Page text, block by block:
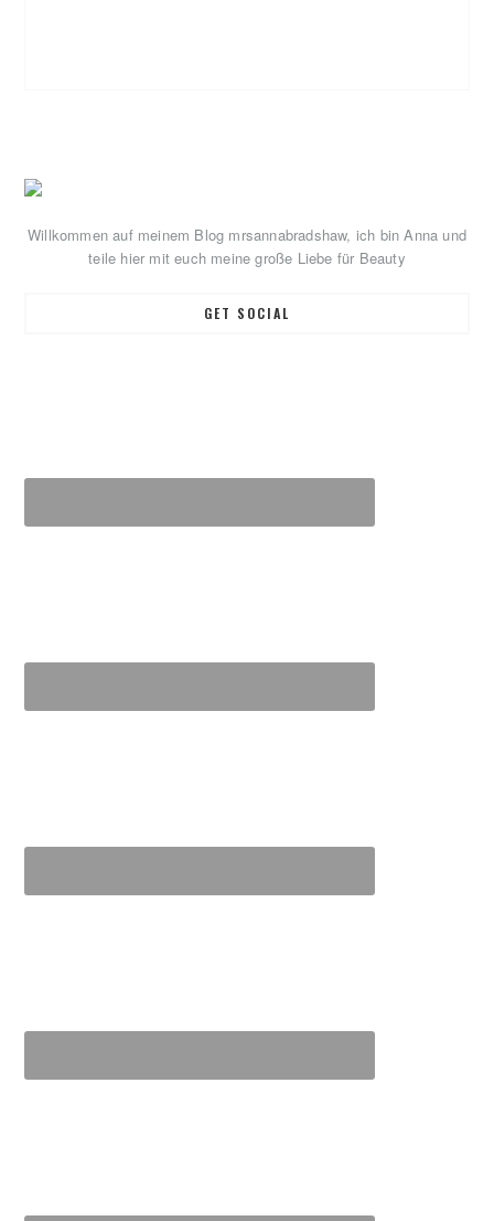
Primary
Sidebar
Willkommen auf meinem Blog mrsannabradshaw, ich bin Anna und
teile hier mit euch meine große Liebe für Beauty
GET SOCIAL